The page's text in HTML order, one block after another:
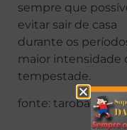
sempre que
evitar sair de casa
durante os
maior intensidade
tempestade.
fonte: taroba